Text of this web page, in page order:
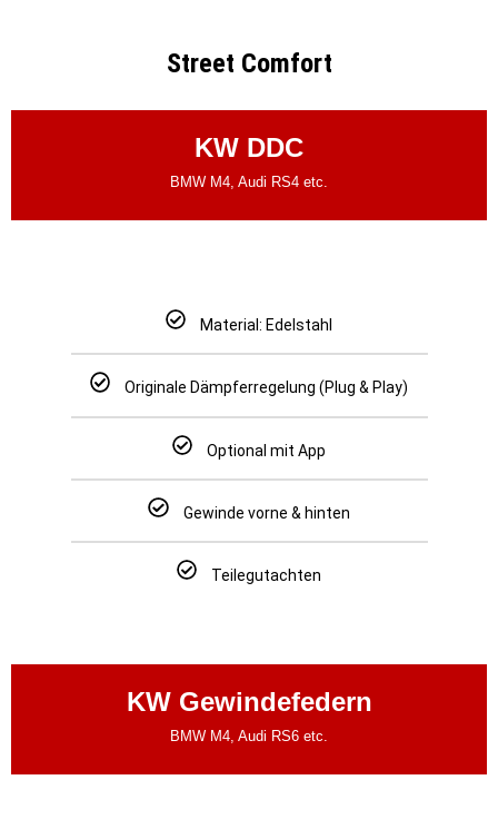
Street Comfort
KW DDC
BMW M4, Audi RS4 etc.
Material: Edelstahl
Originale Dämpferregelung (Plug & Play)
Optional mit App
Gewinde vorne & hinten
Teilegutachten
KW Gewindefedern
BMW M4, Audi RS6 etc.